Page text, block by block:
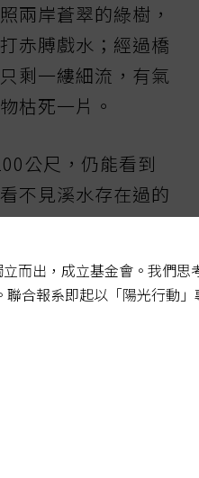
兩岸蒼翠的綠樹，
赤膊戲水；經過橋
剩一縷細流，有氣
枯死一片。
公尺，仍能看到
不見溪水存在過的
，只有橋下一道較
得短暫滋潤。
林姓老農說，小時
溪沒有水，他都是
還是想從新城溪接
。
單位常派怪手挖土
而出，成立基金會。我們思
合報系即起以「陽光行動」